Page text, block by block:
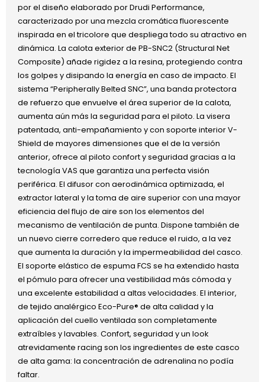
por el diseño elaborado por Drudi Performance,
caracterizado por una mezcla cromática fluorescente
inspirada en el tricolore que despliega todo su atractivo en
dinámica. La calota exterior de PB-SNC2 (Structural Net
Composite) añade rigidez a la resina, protegiendo contra
los golpes y disipando la energía en caso de impacto. El
sistema “Peripherally Belted SNC”, una banda protectora
de refuerzo que envuelve el área superior de la calota,
aumenta aún más la seguridad para el piloto. La visera
patentada, anti-empañamiento y con soporte interior V-
Shield de mayores dimensiones que el de la versión
anterior, ofrece al piloto confort y seguridad gracias a la
tecnología VAS que garantiza una perfecta visión
periférica. El difusor con aerodinámica optimizada, el
extractor lateral y la toma de aire superior con una mayor
eficiencia del flujo de aire son los elementos del
mecanismo de ventilación de punta. Dispone también de
un nuevo cierre corredero que reduce el ruido, a la vez
que aumenta la duración y la impermeabilidad del casco.
El soporte elástico de espuma FCS se ha extendido hasta
el pómulo para ofrecer una vestibilidad más cómoda y
una excelente estabilidad a altas velocidades. El interior,
de tejido analérgico Eco-Pure® de alta calidad y la
aplicación del cuello ventilada son completamente
extraíbles y lavables. Confort, seguridad y un look
atrevidamente racing son los ingredientes de este casco
de alta gama: la concentración de adrenalina no podía
faltar.